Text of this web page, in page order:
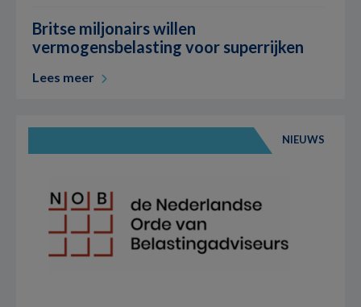
Britse miljonairs willen
vermogensbelasting voor superrijken
Lees meer
NIEUWS